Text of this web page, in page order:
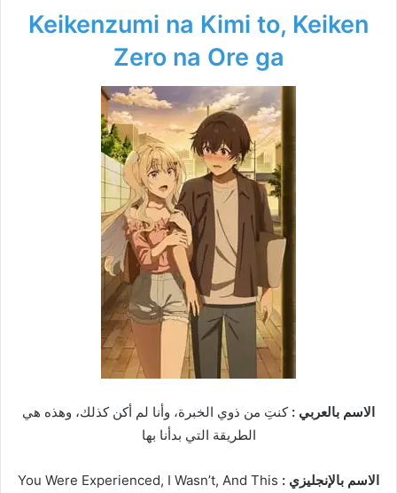
Keikenzumi na Kimi to, Keiken
Zero na Ore ga
الاسم بالعربي :كنتِ من ذوي الخبرة، وأنا لم أكن كذلك، وهذه هي
الطريقة التي بدأنا بها
الاسم بالإنجليزي : You Were Experienced, I Wasn’t, And This